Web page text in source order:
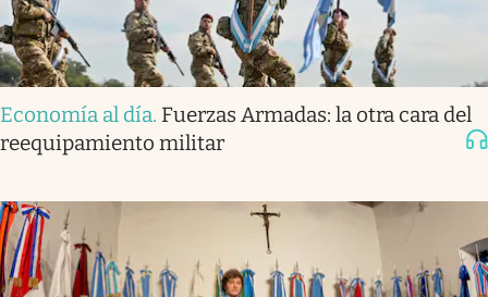
Economía al día. Fuerzas Armadas: la otra cara del
reequipamiento militar